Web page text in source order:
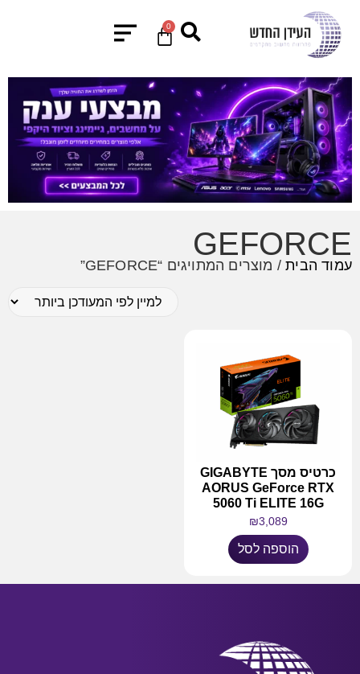
0
GEFORCE
עמוד הבית/ מוצרים המתויגים “GEFORCE”
כרטיס מסך GIGABYTE
AORUS GeForce RTX
5060 Ti ELITE 16G
₪3,089
הוספה לסל